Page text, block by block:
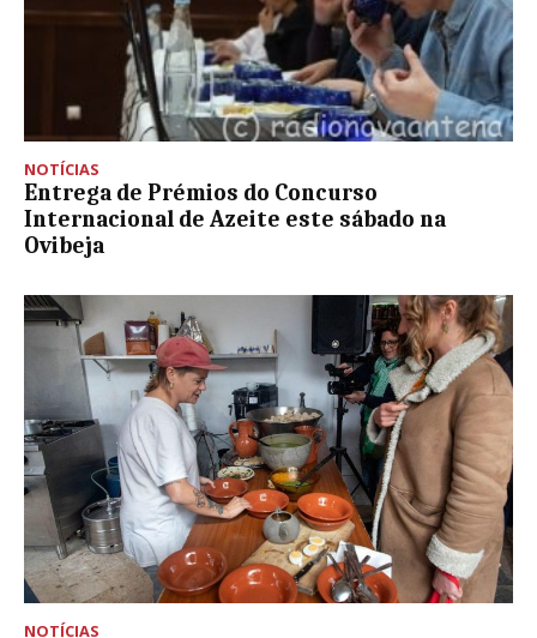
NOTÍCIAS
Entrega de Prémios do Concurso
Internacional de Azeite este sábado na
Ovibeja
NOTÍCIAS